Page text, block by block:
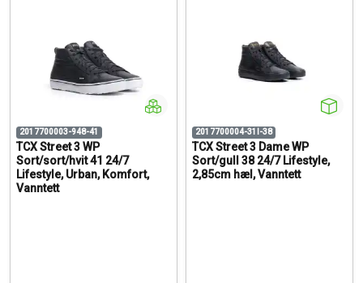
2017700003-948-41
TCX Street 3 WP
Sort/sort/hvit 41 24/7
Lifestyle, Urban, Komfort,
Vanntett
2017700004-31I-38
TCX Street 3 Dame WP
Sort/gull 38 24/7 Lifestyle,
2,85cm hæl, Vanntett